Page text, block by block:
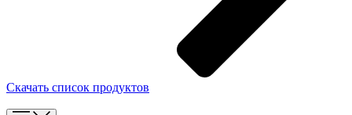
Скачать список продуктов